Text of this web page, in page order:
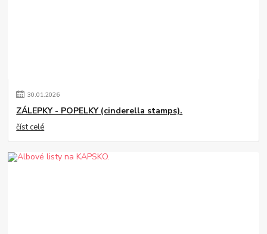
30.01.2026
ZÁLEPKY - POPELKY (cinderella stamps).
číst celé